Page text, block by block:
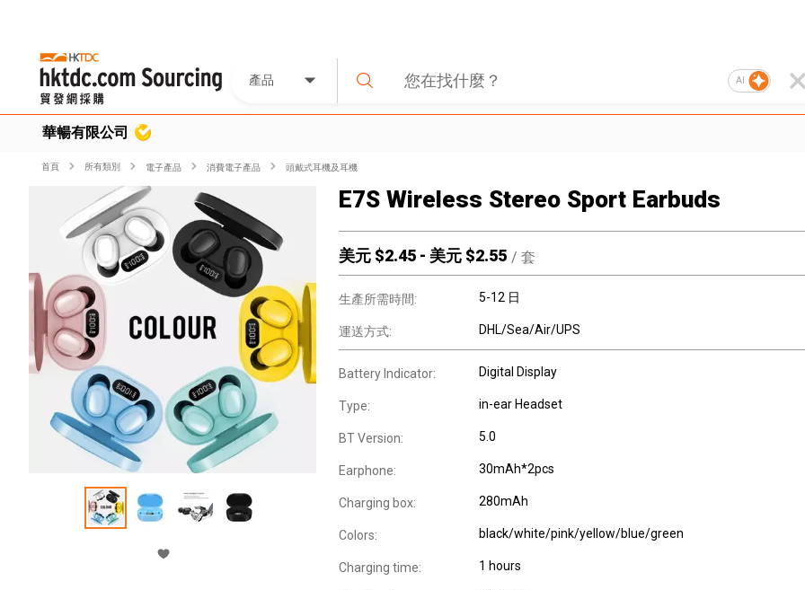
產品 AI
華暢有限公司
首頁 所有類別 電子產品 消費電子產品 頭戴式耳機及耳機
E7S Wireless Stereo Sport Earbuds
美元 $2.45 - 美元 $2.55 / 套
生產所需時間: 5-12 日
運送方式: DHL/Sea/Air/UPS
Battery Indicator: Digital Display
Type: in-ear Headset
BT Version: 5.0
Earphone: 30mAh*2pcs
Charging box: 280mAh
Colors: black/white/pink/yellow/blue/green
Charging time: 1 hours